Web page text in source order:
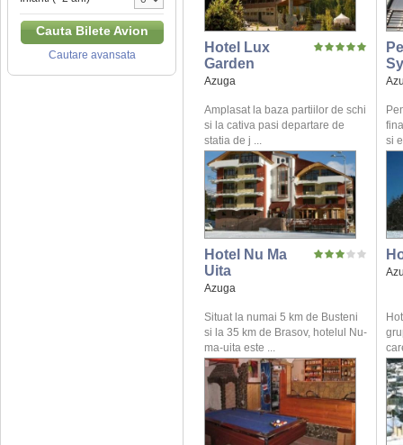
Cauta Bilete Avion
Cautare avansata
Hotel Lux
Garden
Azuga
Amplasat la baza partiilor de schi
si la cativa pasi departare de
statia de j ...
si
Hotel Nu Ma
Uita
Azuga
Situat la numai 5 km de Busteni
si la 35 km de Brasov, hotelul Nu-
ma-uita este ...